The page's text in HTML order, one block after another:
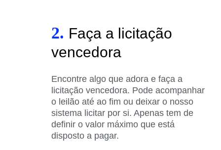
2. Faça a licitação
vencedora
Encontre algo que adora e faça a
licitação vencedora. Pode acompanhar
o leilão até ao fim ou deixar o nosso
sistema licitar por si. Apenas tem de
definir o valor máximo que está
disposto a pagar.